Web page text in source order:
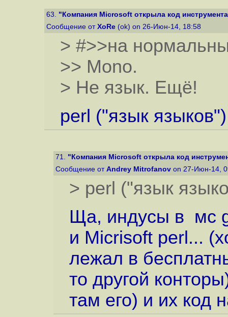
63. "Компания Microsoft открыла код
Сообщение от XoRe (ok) on 26-Июн-14, 18:58
> #>>на
>> Mono.
> Не язык. Ещё!
perl ("язык языков")
71. "Компания Microsoft открыла код
Сообщение от Andrey Mitrofanov on 27-Июн-14,
> perl ("язык
Ща, индусы в мс
и Micrisoft perl...
лежал в
то другой
там его) и их код